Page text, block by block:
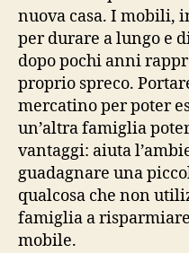
nuova casa. I mobili,
per durare a lungo e
dopo pochi anni
proprio spreco.
mercatino per poter
un’altra famiglia
vantaggi: aiuta
guadagnare una
qualcosa che non
famiglia a
mobile.